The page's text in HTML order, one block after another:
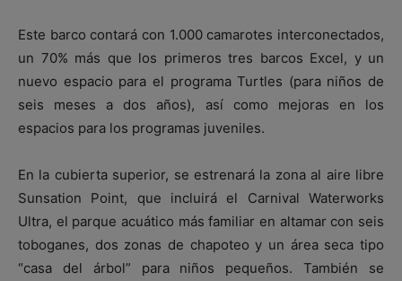
Este barco contará con 1.000 camarotes interconectados,
un 70% más que los primeros tres barcos Excel, y un
nuevo espacio para el programa Turtles (para niños de
seis meses a dos años), así como mejoras en los
espacios para los programas juveniles.
En la cubierta superior, se estrenará la zona al aire libre
Sunsation Point, que incluirá el Carnival Waterworks
Ultra, el parque acuático más familiar en altamar con seis
toboganes, dos zonas de chapoteo y un área seca tipo
“casa del árbol” para niños pequeños. También se